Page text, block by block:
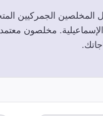
المخلصين الجمركيين
الإسماعيلية. مخلصون